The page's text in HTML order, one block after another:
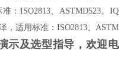
：ISO2813、ASTMD523。IQ
，适用标准：ISO2813、ASTM
示及选型指导，欢迎电